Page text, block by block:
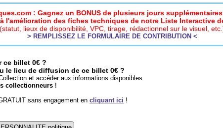
: Gagnez un BONUS de plusieurs jours
l'amélioration des fiches techniques de notre Liste Interactive
(statut, lieux de disponibilité, VPC, tirage, rédactionnel sur le visuel,
> REMPLISSEZ LE FORMULAIRE DE CONTRIBUTION <
ce billet 0€ ?
le lieu de diffusion de ce billet 0€ ?
et accéder aux informations disponibles.
collectionneurs !
sans engagement en cliquant ici !